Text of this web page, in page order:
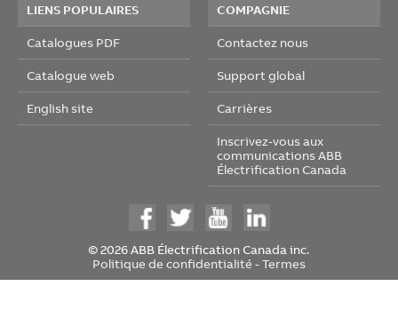
LIENS POPULAIRES
Catalogues PDF
Catalogue web
English site
COMPAGNIE
Contactez nous
Support global
Carrières
Inscrivez-vous aux
communications ABB
Électrification Canada
© 2026 ABB Électrification Canada inc.
Politique de confidentialité -Termes